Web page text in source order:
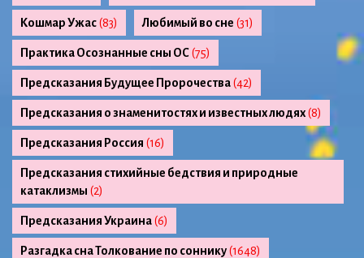
Кошмар Ужас(83) Любимый во сне (31)
Практика Осознанные сны ОС(75)
Предсказания Будущее Пророчества(42)
Предсказания о знаменитостях и известных людях(8)
Предсказания Россия (16)
Предсказания стихийные бедствия и природные
катаклизмы (2)
Предсказания Украина(6)
Разгадка сна Толкование по соннику(1648)